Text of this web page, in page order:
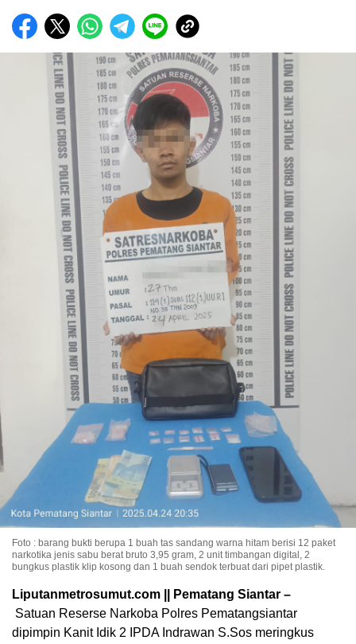
Foto : barang bukti berupa 1 buah tas sandang warna hitam berisi 12 paket
narkotika jenis sabu berat bruto 3,95 gram, 2 unit timbangan digital, 2
bungkus plastik klip kosong dan 1 buah sendok terbuat dari pipet plastik.
Liputanmetrosumut.com || Pematang Siantar –
Satuan Reserse Narkoba Polres Pematangsiantar
dipimpin Kanit Idik 2 IPDA Indrawan S.Sos meringkus